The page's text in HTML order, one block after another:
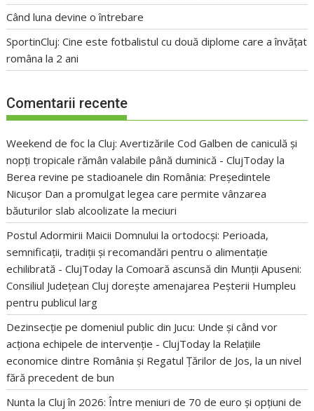
Când luna devine o întrebare
SportinCluj: Cine este fotbalistul cu două diplome care a învățat
româna la 2 ani
Comentarii recente
Weekend de foc la Cluj: Avertizările Cod Galben de caniculă și
nopți tropicale rămân valabile până duminică - ClujToday la
Berea revine pe stadioanele din România: Președintele
Nicușor Dan a promulgat legea care permite vânzarea
băuturilor slab alcoolizate la meciuri
Postul Adormirii Maicii Domnului la ortodocși: Perioada,
semnificații, tradiții și recomandări pentru o alimentație
echilibrată - ClujToday laComoară ascunsă din Munții Apuseni:
Consiliul Județean Cluj dorește amenajarea Peșterii Humpleu
pentru publicul larg
Dezinsecție pe domeniul public din Jucu: Unde și când vor
acționa echipele de intervenție - ClujToday la Relațiile
economice dintre România și Regatul Țărilor de Jos, la un nivel
fără precedent de bun
Nunta la Cluj în 2026: Între meniuri de 70 de euro și opțiuni de